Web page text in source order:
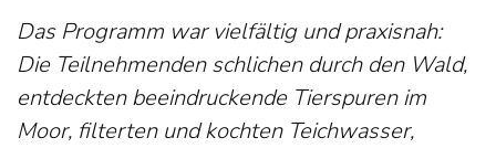
Das Programm war vielfältig und praxisnah:
Die Teilnehmenden schlichen durch den Wald,
entdeckten beeindruckende Tierspuren im
Moor, filterten und kochten Teichwasser,